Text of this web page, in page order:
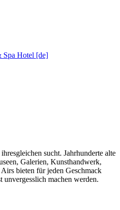
Spa Hotel [de]
sucht. Jahrhunderte alte
Galerien, Kunsthandwerk,
bieten für jeden Geschmack
unvergesslich machen werden.